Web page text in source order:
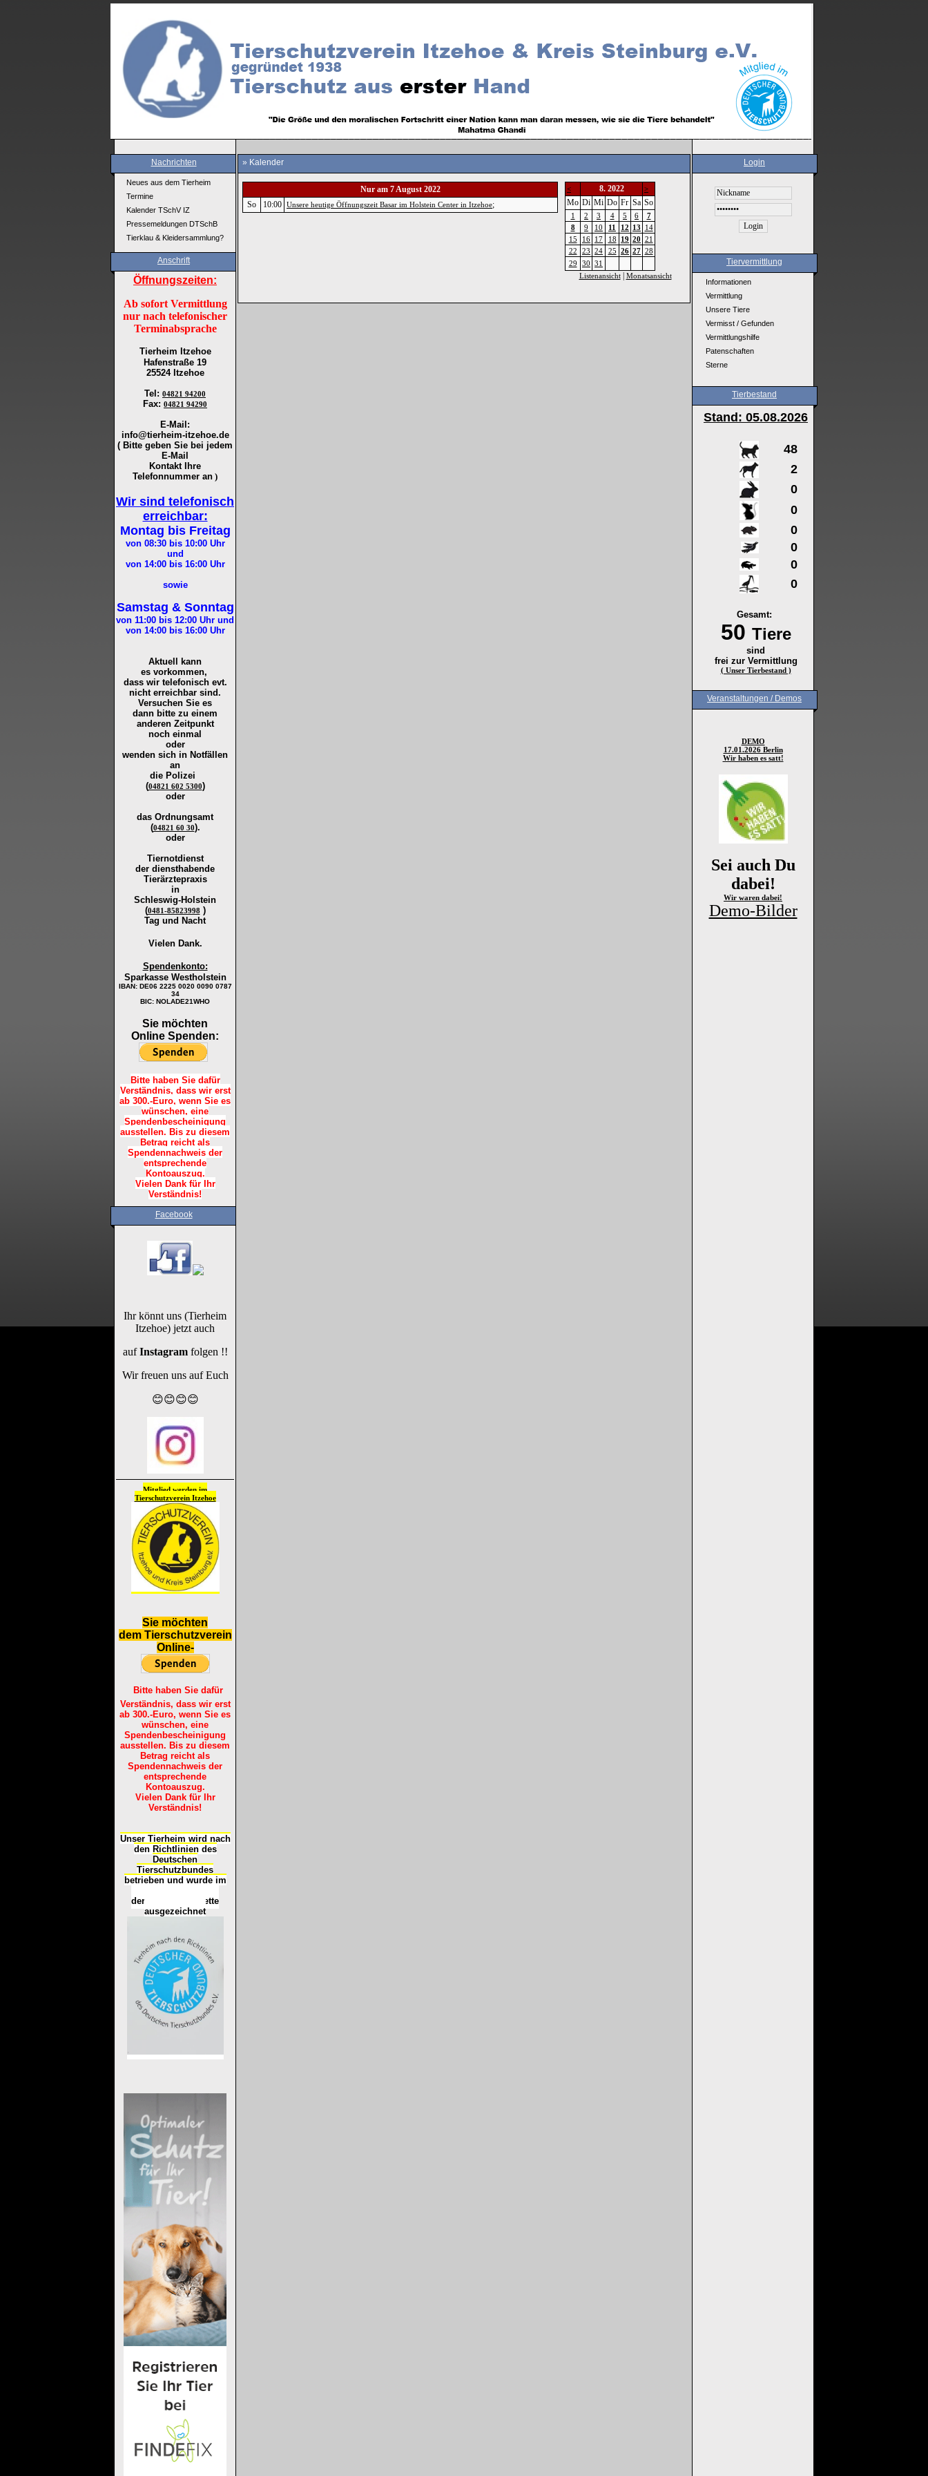
Nachrichten
Neues aus dem Tierheim
Termine
Kalender TSchV IZ
Pressemeldungen DTSchB
Tierklau & Kleidersammlung?
Anschrift
Öffnungszeiten:
Ab sofort Vermittlung
nur nach telefonischer
Terminabsprache
Tierheim Itzehoe
Hafenstraße 19
25524 Itzehoe
Tel : 04821 94200
Fax: 04821 94290
E-Mail:
info@tierheim-itzehoe.de
( Bitte geben Sie bei jedem
E-Mail
Kontakt Ihre
Telefonnummer an )
Wir sind telefonisch
erreichbar:
Montag bis Freitag
von 08:30 bis 10:00Uhr
und
von 14:00 bis 16:00Uhr
sowie
Samstag & Sonntag
von 11:00 bis 12:00 Uhr und
von 14:00 bis 16:00Uhr
Aktuell kann
es vorkommen,
dass wir telefonisch evt.
nicht erreichbar sind.
Versuchen Sie es
dann bitte zu einem
anderen Zeitpunkt
noch einmal
oder
wenden sich in Notfällen
an
die Polizei
(04821 602 5300)
oder
das Ordnungsamt
(04821 60 30).
oder
Tiernotdienst
der diensthabende
Tierärztepraxis
in
Schleswig-Holstein
(0481-85823998 )
Tag und Nacht
Vielen Dank.
Spendenkonto:
Sparkasse Westholstein
IBAN: DE06 2225 0020 0090 0787
34
BIC: NOLADE21WHO
Sie möchten
Online Spenden:
Bitte haben Sie dafür
Verständnis, dass wir erst
ab 300.-Euro, wenn Sie es
wünschen, eine
Spendenbescheinigung
ausstellen. Bis zu diesem
Betrag reicht als
Spendennachweis der
entsprechende
Kontoauszug.
Vielen Dank für Ihr
Verständnis!
Facebook
Ihr könnt uns (Tierheim
Itzehoe) jetzt auch
aufInstagramfolgen !!
Wir freuen uns auf Euch
😊😊😊😊
Mitglied werden im
Tierschutzverein Itzehoe
Sie möchten
dem Tierschutzverein
Online-
Bitte haben Sie dafür
Verständnis, dass wir erst
ab 300.-Euro, wenn Sie es
wünschen, eine
Spendenbescheinigung
ausstellen. Bis zu diesem
Betrag reicht als
Spendennachweis der
entsprechende
Kontoauszug.
Vielen Dank für Ihr
Verständnis!
Unser Tierheim wird nach
den Richtlinien des
Deutschen
Tierschutzbundes
betrieben und wurde im
der
Tierheimplakette
ausgezeichnet
» Kalender
Nur am 7 August 2022
So
10:00 Unsere heutige Öffnungszeit Basar im Holstein Center in Itzehoe;
< 8. 2022 >
Mo Di Mi Do Fr Sa So
1 2 3 4 5 6
7
8
9 10 11 12 13
14
15
16 17 18 19 20 21
22
23 24 25 26 27 28
29
30 31
Listenansicht| Monatsansicht
Login
Tiervermittlung
Informationen
Vermittlung
Unsere Tiere
Vermisst / Gefunden
Vermittlungshilfe
Patenschaften
Sterne
Tierbestand
Stand: 05.08.2026
48
2
0
0
0
0
0
0
Gesamt:
50 Tiere
sind
frei zur Vermittlung
( Unser Tierbestand )
Veranstaltungen / Demos
DEMO
17.01.2026 Berlin
Wir haben es satt!
Sei auch Du
dabei!
Wir waren dabei!
Demo-Bilder